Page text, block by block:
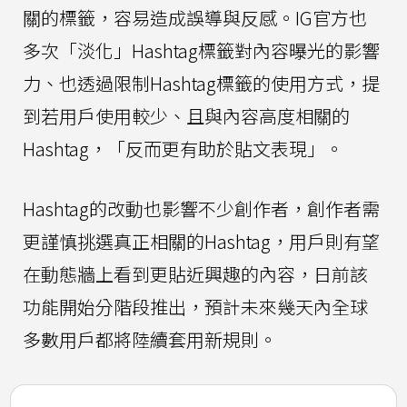
關的標籤，容易造成誤導與反感。IG官方也
多次「淡化」Hashtag標籤對內容曝光的影響
力、也透過限制Hashtag標籤的使用方式，提
到若用戶使用較少、且與內容高度相關的
Hashtag，「反而更有助於貼文表現」。
Hashtag的改動也影響不少創作者，創作者需
更謹慎挑選真正相關的Hashtag，用戶則有望
在動態牆上看到更貼近興趣的內容，日前該
功能開始分階段推出，預計未來幾天內全球
多數用戶都將陸續套用新規則。